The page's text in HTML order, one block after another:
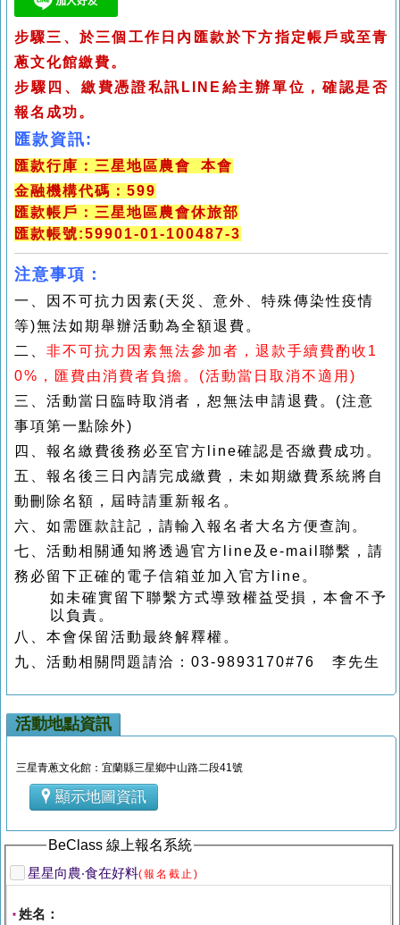
步驟三、於三個工作日內匯款於下方指定帳戶或至青
蔥文化館繳費。
步驟四 、繳費憑證私訊LINE給主辦單位，確認是否
報名成功。
匯款資訊:
匯款行庫：三星地區農會 本會
金融機構代碼：599
匯款帳戶：三星地區農會休旅部
匯款帳號:59901-01-100487-3
注意事項：
一、因不可抗力因素(天災、意外、特殊傳染性疫情
等)無法如期舉辦活動為全額退費。
二、 非不可抗力因素無法參加者，退款手續費酌收1
0%，匯費由消費者負擔。(活動當日取消不適用)
三、活動當日臨時取消者，恕無法申請退費。(注意
事項第一點除外)
四、報名繳費後務必至官方line確認是否繳費成功。
五、報名後三日內請完成繳費，未如期繳費系統將自
動刪除名額，屆時請重新報名。
六、如需匯款註記，請輸入報名者大名方便查詢。
七、活動相關通知將透過官方line及e-mail聯繫，請
務必留下正確的電子信箱並加入官方line。
如未確實留 下聯繫方式導致權益受損，本會不予
以負責。
八、本會保留活動最終解釋權。
九、活動相關問題請洽：03-9893170#76 李先生
活動地點資訊
三星青蔥文化館：宜蘭縣三星鄉中山路二段41號
顯示地圖資訊
BeClass 線上報名系統
星星向農‧食在好料(報名截止)
* 姓名：